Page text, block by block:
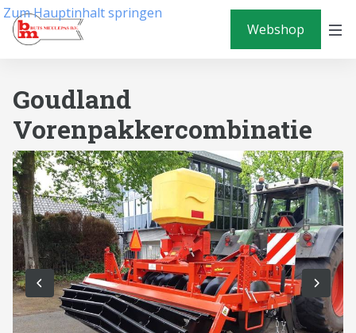
Zum Hauptinhalt springen
Webshop
Goudland
Vorenpakkercombinatie